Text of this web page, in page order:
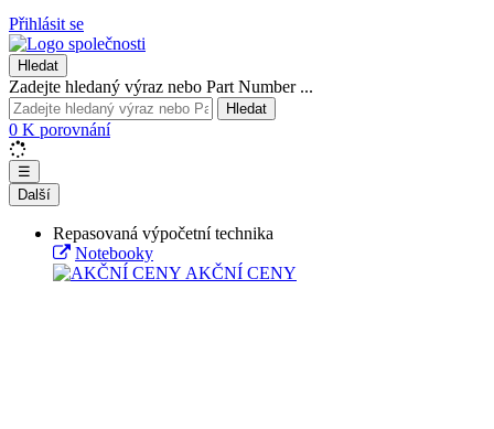
Přihlásit se
Hledat
Zadejte hledaný výraz nebo Part Number ...
Hledat
0 K porovnání
☰
Další
Repasovaná výpočetní technika
Notebooky
AKČNÍ CENY